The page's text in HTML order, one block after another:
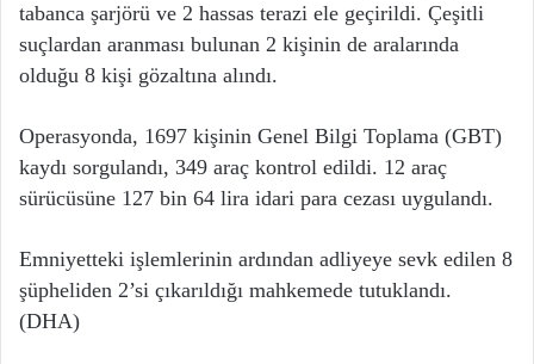
tabanca şarjörü ve 2 hassas terazi ele geçirildi. Çeşitli
suçlardan aranması bulunan 2 kişinin de aralarında
olduğu 8 kişi gözaltına alındı.
Operasyonda, 1697 kişinin Genel Bilgi Toplama (GBT)
kaydı sorgulandı, 349 araç kontrol edildi. 12 araç
sürücüsüne 127 bin 64 lira idari para cezası uygulandı.
Emniyetteki işlemlerinin ardından adliyeye sevk edilen 8
şüpheliden 2’si çıkarıldığı mahkemede tutuklandı.
(DHA)